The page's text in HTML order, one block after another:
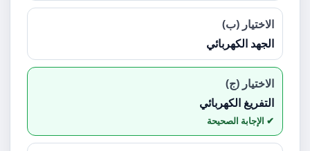
الاختيار (ب)
الجهد الكهربائي
الاختيار (ج)
التفريغ الكهربائي